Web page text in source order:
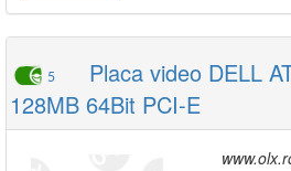
5
Placa video DELL
128MB 64Bit PCI-E